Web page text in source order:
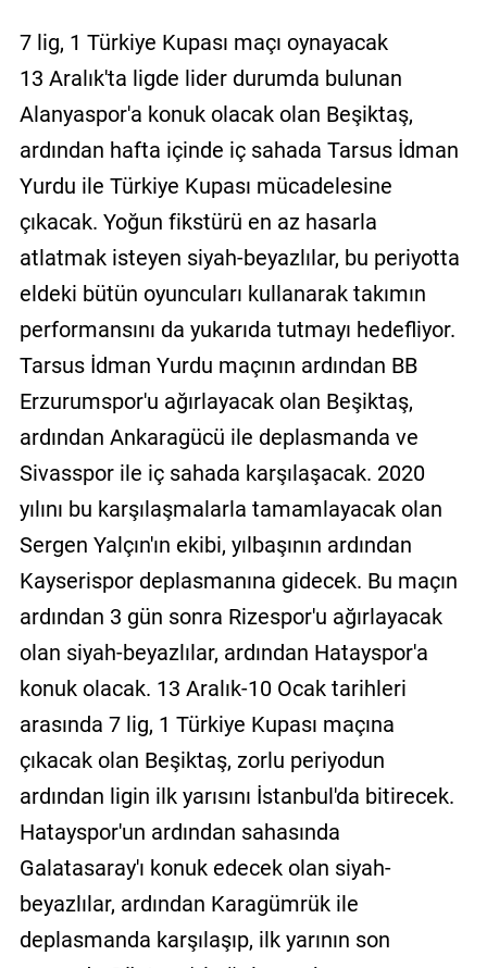
7 lig, 1 Türkiye Kupası maçı oynayacak
13 Aralık'ta ligde lider durumda bulunan
Alanyaspor'a konuk olacak olan Beşiktaş,
ardından hafta içinde iç sahada Tarsus İdman
Yurdu ile Türkiye Kupası mücadelesine
çıkacak. Yoğun fikstürü en az hasarla
atlatmak isteyen siyah-beyazlılar, bu periyotta
eldeki bütün oyuncuları kullanarak takımın
performansını da yukarıda tutmayı hedefliyor.
Tarsus İdman Yurdu maçının ardından BB
Erzurumspor'u ağırlayacak olan Beşiktaş,
ardından Ankaragücü ile deplasmanda ve
Sivasspor ile iç sahada karşılaşacak. 2020
yılını bu karşılaşmalarla tamamlayacak olan
Sergen Yalçın'ın ekibi, yılbaşının ardından
Kayserispor deplasmanına gidecek. Bu maçın
ardından 3 gün sonra Rizespor'u ağırlayacak
olan siyah-beyazlılar, ardından Hatayspor'a
konuk olacak. 13 Aralık-10 Ocak tarihleri
arasında 7 lig, 1 Türkiye Kupası maçına
çıkacak olan Beşiktaş, zorlu periyodun
ardından ligin ilk yarısını İstanbul'da bitirecek.
Hatayspor'un ardından sahasında
Galatasaray'ı konuk edecek olan siyah-
beyazlılar, ardından Karagümrük ile
deplasmanda karşılaşıp, ilk yarının son